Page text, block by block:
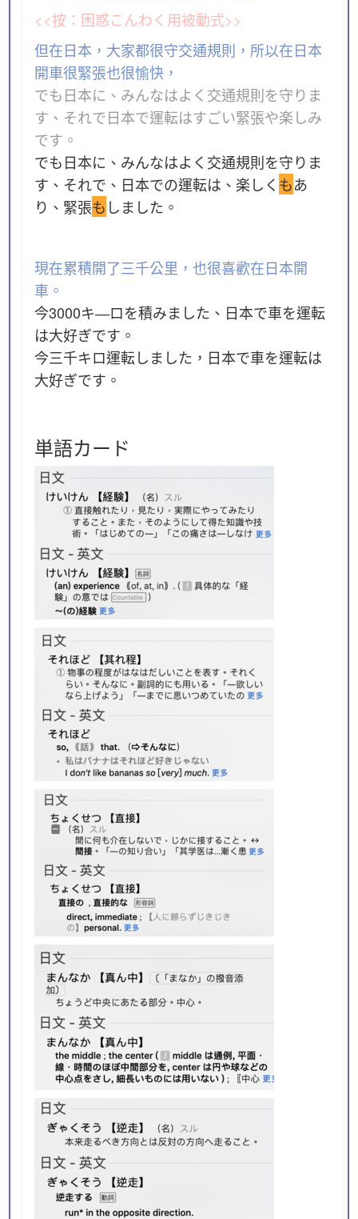
<<按：困惑こんわく用被動式>>
但在日本，大家都很守交通規則，所以在日本
開車很緊張也很愉快，
でも日本に、みんなはよく交通規則を守りま
す、それで日本で運転はすごい緊張や楽しみ
です。
でも日本に、みんなはよく交通規則を守りま
す、それで、日本での運転は、楽しく もあ
り、緊張も しました。
現在累積開了三千公里，也很喜歡在日本開
車。
今3000キ―ロを積みました、日本で車を運転
は大好ぎです。
今三千キロ運転しました，日本で車を運転は
大好ぎです。
単語カード